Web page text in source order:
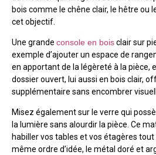
bois comme le chêne clair, le hêtre ou
cet objectif.
Une grande console en boisclair sur
exemple d’ajouter un espace de
en apportant de la légèreté à la pièce,
dossier ouvert, lui aussi en bois clair,
supplémentaire sans encombrer
Misez également sur le verre qui
la lumière sans alourdir la pièce. Ce
habiller vos tables et vos étagères tout
même ordre d’idée, le métal doré et